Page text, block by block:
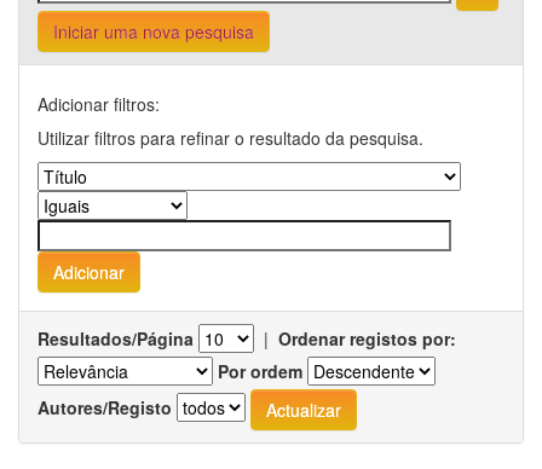
Iniciar uma nova pesquisa
Adicionar filtros:
Utilizar filtros para refinar o resultado da pesquisa.
Resultados/Página | Ordenar registos por:
Por ordem
Autores/Registo